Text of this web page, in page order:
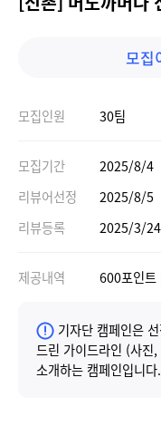
모집
모집인원 30팀
모집기간
2025/8/4
리뷰어선정
2025/8/5
리뷰등록
2025/3/24
제공내역 600포인트
기자단 캠페인은
드린 가이드라인 (사진
소개하는 캠페인입니다.